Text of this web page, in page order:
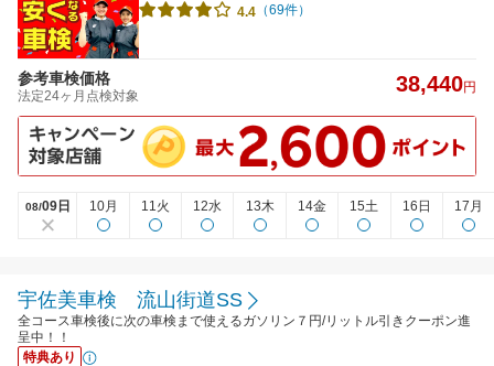
4.4 （69件）
参考車検価格
法定24ヶ月点検対象 38,440円
08/09日 10月 11火 12水 13木 14金 15土 16日 17月
宇佐美車検 流山街道SS
全コース車検後に次の車検まで使えるガソリン７円/リットル引きクーポン進
呈中！！
特典あり